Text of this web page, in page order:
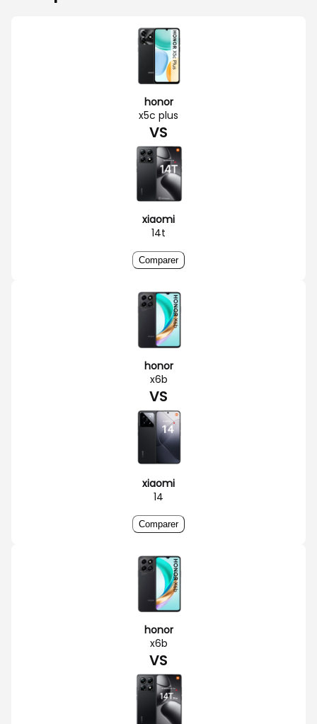
honor
x5c plus
VS
xiaomi
14t
Comparer
honor
x6b
VS
xiaomi
14
Comparer
honor
x6b
VS